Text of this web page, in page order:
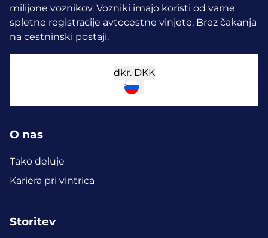
milijone voznikov. Vozniki imajo koristi od varne
spletne registracije avtocestne vinjete. Brez čakanja
na cestninski postaji.
dkr. DKK
O nas
Tako deluje
Kariera pri vintrica
Storitev